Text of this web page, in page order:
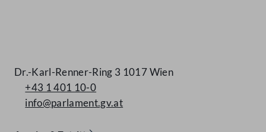
Dr.-Karl-Renner-Ring 3 1017 Wien
+43 1 401 10-0
info@parlament.gv.at